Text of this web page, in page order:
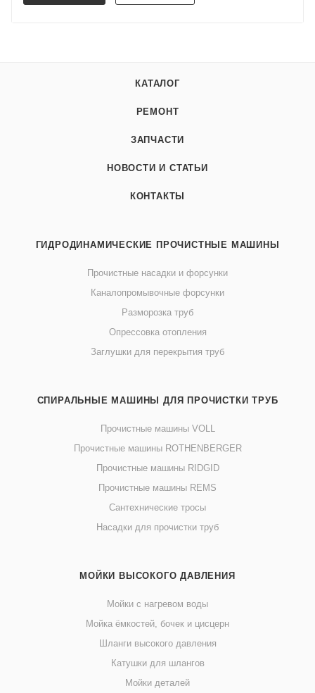
КАТАЛОГ
РЕМОНТ
ЗАПЧАСТИ
НОВОСТИ И СТАТЬИ
КОНТАКТЫ
ГИДРОДИНАМИЧЕСКИЕ ПРОЧИСТНЫЕ МАШИНЫ
Прочистные насадки и форсунки
Каналопромывочные форсунки
Разморозка труб
Опрессовка отопления
Заглушки для перекрытия труб
СПИРАЛЬНЫЕ МАШИНЫ ДЛЯ ПРОЧИСТКИ ТРУБ
Прочистные машины VOLL
Прочистные машины ROTHENBERGER
Прочистные машины RIDGID
Прочистные машины REMS
Сантехнические тросы
Насадки для прочистки труб
МОЙКИ ВЫСОКОГО ДАВЛЕНИЯ
Мойки с нагревом воды
Мойка ёмкостей, бочек и цисцерн
Шланги высокого давления
Катушки для шлангов
Мойки деталей